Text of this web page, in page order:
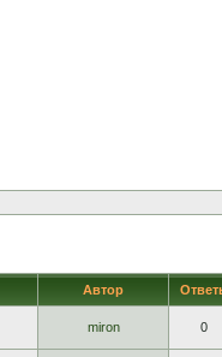
Автор
miron 0